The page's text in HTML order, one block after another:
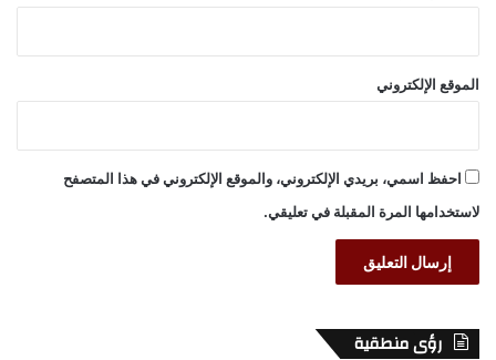
الموقع الإلكتروني
احفظ اسمي، بريدي الإلكتروني، والموقع الإلكتروني في هذا المتصفح
لاستخدامها المرة المقبلة في تعليقي.
رؤى منطقية